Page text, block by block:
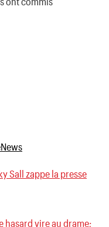
Sall zappe la presse
hasard vire au drame;